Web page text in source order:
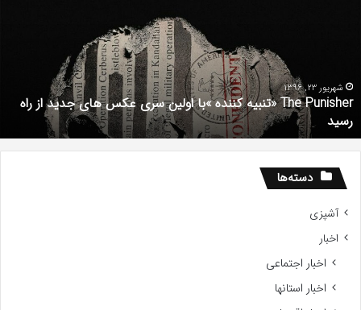
عکس
های
جدید
از
راه
رسید
شهریور 23, 1396
The Punisher «تنبیه کننده »با اولین سری عکس های جدید از راه
رسید
دسته‌ها
آشپزی
اخبار
اخبار اجتماعی
اخبار استانها